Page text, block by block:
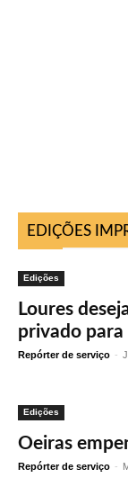
EDIÇÕES
Edições
Loures
privado
Repórter de serviço -
Edições
Oeiras
Repórter de serviço -